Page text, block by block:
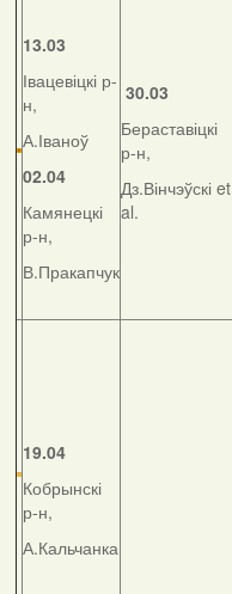
13.03
Івацевіцкі р-
н,
А.Іваноў
02.04
Камянецкі
р-н,
В.Пракапчук
30.03
Бераставіцкі
р-н,
Дз.Вінчэўскі et
al.
19.04
Кобрынскі
р-н,
А.Кальчанка